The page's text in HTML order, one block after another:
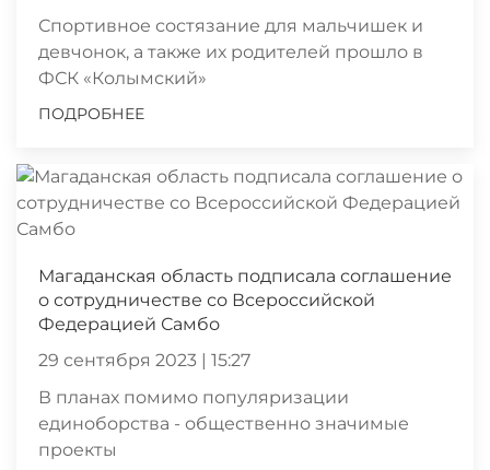
Спортивное состязание для мальчишек и
девчонок, а также их родителей прошло в
ФСК «Колымский»
ПОДРОБНЕЕ
Магаданская область подписала соглашение
о сотрудничестве со Всероссийской
Федерацией Самбо
29 сентября 2023 | 15:27
В планах помимо популяризации
единоборства - общественно значимые
проекты